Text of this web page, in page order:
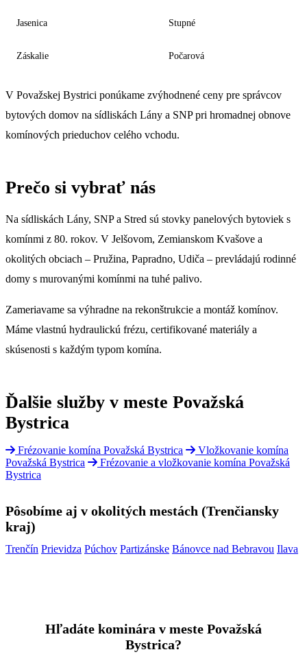
Jasenica Stupné
Záskalie Počarová
V Považskej Bystrici ponúkame zvýhodnené ceny pre správcov
bytových domov na sídliskách Lány a SNP pri hromadnej obnove
komínových prieduchov celého vchodu.
Prečo si vybrať nás
Na sídliskách Lány, SNP a Stred sú stovky panelových bytoviek s
komínmi z 80. rokov. V Jelšovom, Zemianskom Kvašove a
okolitých obciach – Pružina, Papradno, Udiča – prevládajú rodinné
domy s murovanými komínmi na tuhé palivo.
Zameriavame sa výhradne na rekonštrukcie a montáž komínov.
Máme vlastnú hydraulickú frézu, certifikované materiály a
skúsenosti s každým typom komína.
Ďalšie služby v meste Považská
Bystrica
Frézovanie komína Považská Bystrica
Vložkovanie komína
Považská Bystrica
Frézovanie a vložkovanie komína Považská
Bystrica
Pôsobíme aj v okolitých mestách (Trenčiansky
kraj)
Trenčín Prievidza Púchov Partizánske Bánovce nad Bebravou Ilava
Hľadáte kominára v meste Považská
Bystrica?